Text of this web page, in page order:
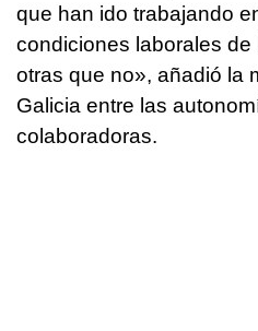
que han ido trabajando
condiciones laborales
otras que no», añadió la
Galicia entre las
colaboradoras.